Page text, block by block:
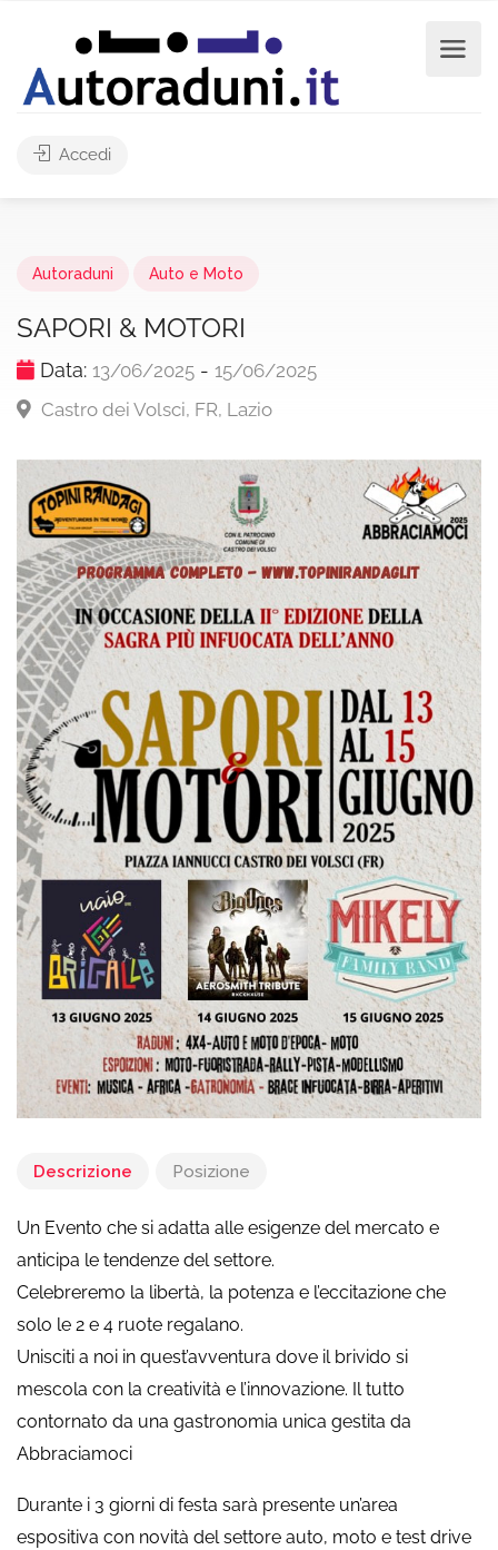
Accedi
Autoraduni Auto e Moto
SAPORI & MOTORI
Data: 13/06/2025 - 15/06/2025
Castro dei Volsci, FR, Lazio
Descrizione Posizione
Un Evento che si adatta alle esigenze del mercato e
anticipa le tendenze del settore.
Celebreremo la libertà, la potenza e l’eccitazione che
solo le 2 e 4 ruote regalano.
Unisciti a noi in quest’avventura dove il brivido si
mescola con la creatività e l’innovazione. Il tutto
contornato da una gastronomia unica gestita da
Abbraciamoci
Durante i 3 giorni di festa sarà presente un’area
espositiva con novità del settore auto, moto e test drive